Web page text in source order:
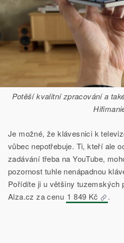
Potěší kvalitní zpracování a
Je možné, že klávesnici k
vůbec nepotřebuje. Ti, kteří ale
zadávání třeba na YouTube,
pozornost tuhle nenápadnou
Pořídíte ji u většiny tuzemských
Alza.cz za cenu 1 849 Kč .